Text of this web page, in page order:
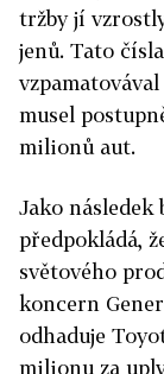
tržby jí
jenů. Tato
musel
milionů aut.
Jako
předpokládá,
světového
koncern
odhaduje
milionu za